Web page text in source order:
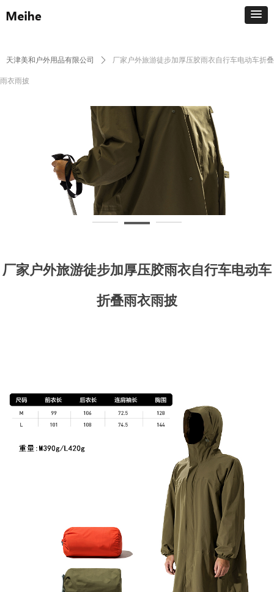
天津美和户外用品有限公司 ꄲ 厂家户外旅游徒步加厚压胶雨衣自行车电动车折叠
雨衣雨披
厂家户外旅游徒步加厚压胶雨衣自行车电动车
折叠雨衣雨披